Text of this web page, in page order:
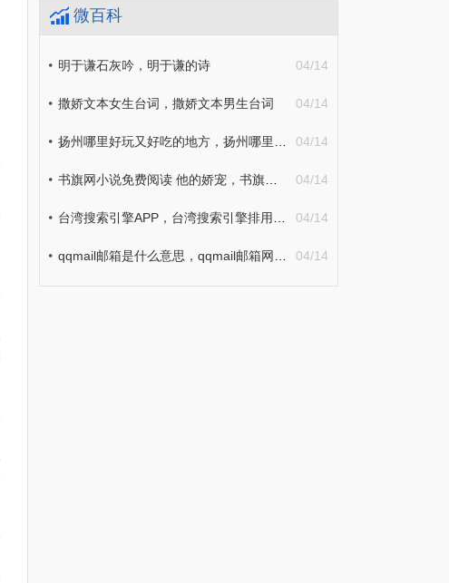
微百科
04/14
明于谦石灰吟，明于谦的诗
04/14
撒娇文本女生台词，撒娇文本男生台词
04/14
扬州哪里好玩又好吃的地方，扬州哪里好玩景点排名
04/14
书旗网小说免费阅读 他的娇宠，书旗网小说免费阅读会员卡
04/14
台湾搜索引擎APP，台湾搜索引擎排用什么
04/14
qqmail邮箱是什么意思，qqmail邮箱网页版